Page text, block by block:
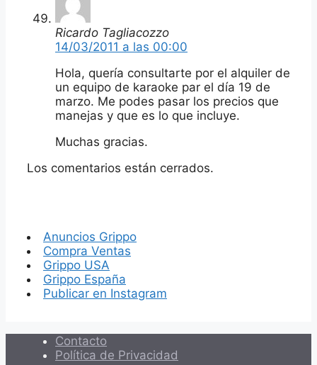
Ricardo Tagliacozzo
14/03/2011 a las 00:00
Hola, quería consultarte por el alquiler de
un equipo de karaoke par el día 19 de
marzo. Me podes pasar los precios que
manejas y que es lo que incluye.
Muchas gracias.
Los comentarios están cerrados.
Anuncios Grippo
Compra Ventas
Grippo USA
Grippo España
Publicar en Instagram
Contacto
Política de Privacidad